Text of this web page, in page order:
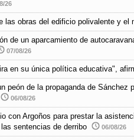
26
las obras del edificio polivalente y el
de un aparcamiento de
07/08/26
en su única política educativa",
peón de la propaganda de Sánchez
06/08/26
con Argoños para prestar la
sentencias de derribo
06/08/26